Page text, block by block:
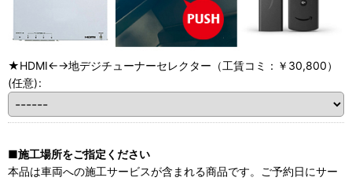
★HDMI←→地デジチューナーセレクター（工賃コミ：￥30,800）
(任意):
■施工場所をご指定ください
本品は車両への施工サービスが含まれる商品です。ご予約日にサー